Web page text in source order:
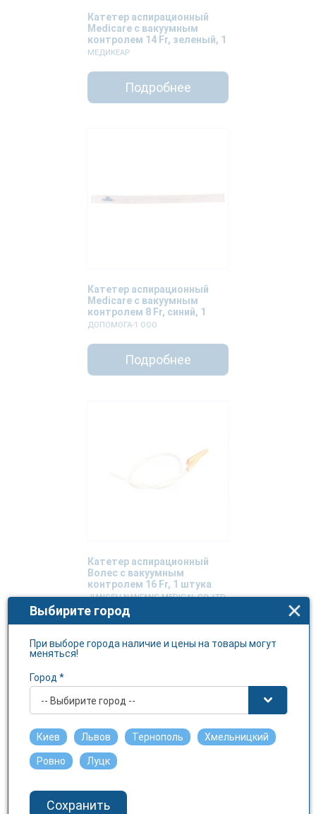
Катетер аспирационный
Medicare с вакуумным
контролем 14 Fr, зеленый, 1
штука
МЕДИКЕАР
Подробнее
Катетер аспирационный
Medicare с вакуумным
контролем 8 Fr, синий, 1
штука
ДОПОМОГА-1 ООО
Подробнее
Катетер аспирационный
Волес с вакуумным
контролем 16 Fr, 1 штука
JIANGSU NANFANG MEDICAL CO. LTD
Выбирите город
При выборе города наличие и цены на товары могут
меняться!
Город *
-- Выбирите город --
Киев Львов Тернополь Хмельницкий
Ровно Луцк
Сохранить